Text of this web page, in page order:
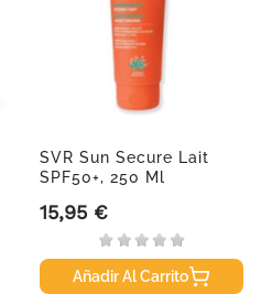
SVR Sun Secure Lait
SPF50+, 250 Ml
Precio
15,95 €
Añadir Al Carrito